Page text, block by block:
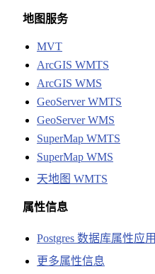
地图服务
MVT
ArcGIS WMTS
ArcGIS WMS
GeoServer WMTS
GeoServer WMS
SuperMap WMTS
SuperMap WMS
天地图 WMTS
属性信息
Postgres 数据库属性应用
更多属性信息